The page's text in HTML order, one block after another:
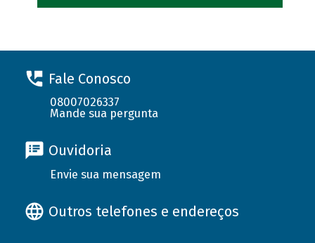
Fale Conosco
08007026337
Mande sua pergunta
Ouvidoria
Envie sua mensagem
Outros telefones e endereços